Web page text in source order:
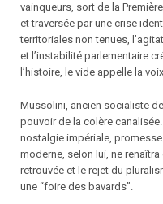
vainqueurs, sort de la
et traversée par une crise
territoriales non tenues,
et l’instabilité parlementaire
l’histoire, le vide appelle la
Mussolini, ancien socialiste
pouvoir de la colère
nostalgie impériale,
moderne, selon lui, ne
retrouvée et le rejet du
une “foire des bavards”.